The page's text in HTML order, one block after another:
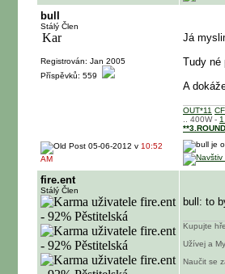
bull
Stálý Člen
Registrován: Jan 2005
Příspěvků: 559
Já
Tudy né
A
OUT*11
.. 400W -
05-06-2012 v 10:52
AM
fire.ent
Stálý Člen
bull: to
Kupujte
Užívej a
Naučit se